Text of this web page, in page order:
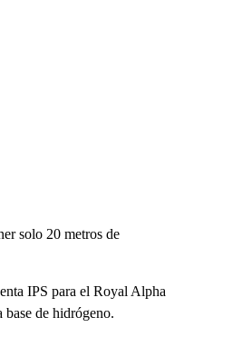
solo 20 metros de
IPS para el Royal Alpha
de hidrógeno.